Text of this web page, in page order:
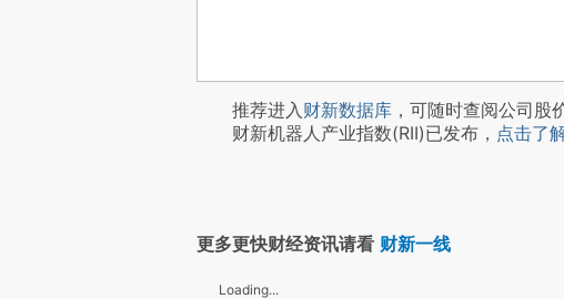
推荐进入财新数据库 ，可随时查阅公司股
财新机器人产业指数(RII)已发布， 点击了
更多更快财经资讯请看 财新一线
Loading...